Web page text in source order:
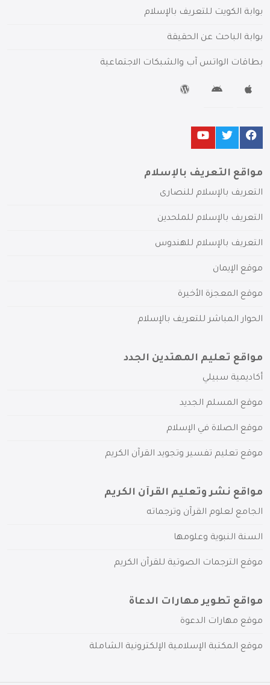
بوابة الكويت للتعريف بالإسلام
بوابة الباحث عن الحقيقة
بطاقات الواتس آب والشبكات الاجتماعية
مواقع التعريف بالإسلام
التعريف بالإسلام للنصارى
التعريف بالإسلام للملحدين
التعريف بالإسلام للهندوس
موقع الإيمان
موقع المعجزة الأخيرة
الحوار المباشر للتعريف بالإسلام
مواقع تعليم المهتدين الجدد
أكاديمية سبيلي
موقع المسلم الجديد
موقع الصلاة في الإسلام
موقع تعليم تفسير وتجويد القرآن الكريم
مواقع نشر وتعليم القرآن الكريم
الجامع لعلوم القرآن وترجماته
السنة النبوية وعلومها
موقع الترجمات الصوتية للقرآن الكريم
مواقع تطوير مهارات الدعاة
موقع مهارات الدعوة
موقع المكتبة الإسلامية الإلكترونية الشاملة